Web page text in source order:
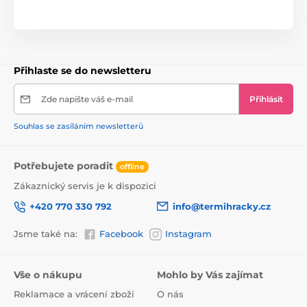
Přihlaste se do newsletteru
Zde napište váš e-mail Přihlásit
Souhlas se zasíláním newsletterů
Potřebujete poradit offline
Zákaznický servis je k dispozici
+420 770 330 792
info@termihracky.cz
Jsme také na: Facebook Instagram
Vše o nákupu
Reklamace a vrácení zboží
Mohlo by Vás zajímat
O nás